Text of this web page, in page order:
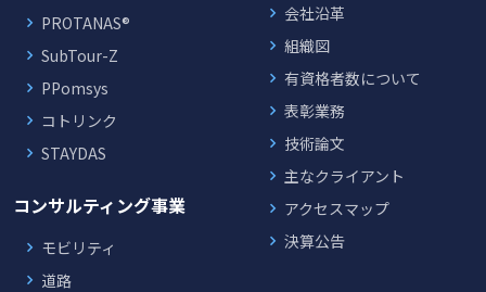
PROTANAS®
SubTour-Z
PPomsys
コトリンク
STAYDAS
コンサルティング事業
モビリティ
道路
会社沿革
組織図
有資格者数について
表彰業務
技術論文
主なクライアント
アクセスマップ
決算公告